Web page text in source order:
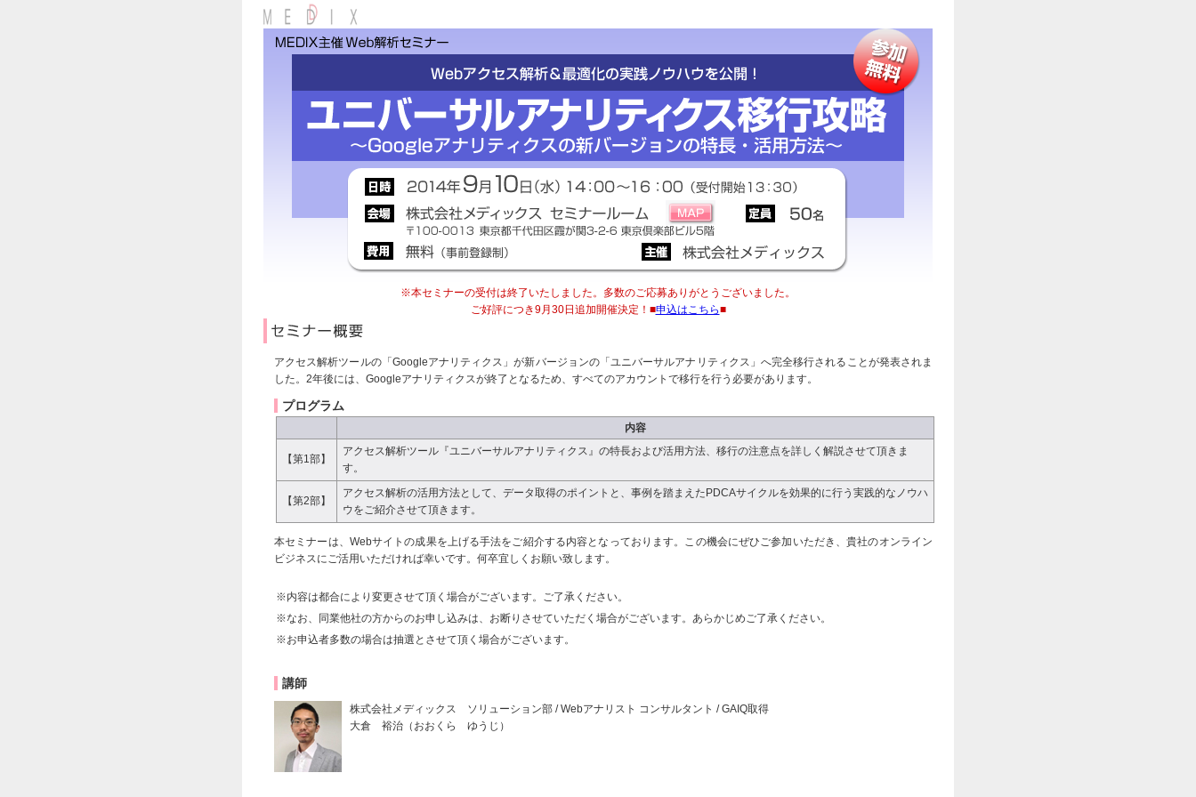
※本セミナーの受付は終了いたしました。多数のご応募ありがとうございました。
ご好評につき9月30日追加開催決定！■申込はこちら■
アクセス解析ツールの「Googleアナリティクス」が新バージョンの「ユニバーサルアナリティクス」へ完全移行されることが発表されま
した。2年後には、Googleアナリティクスが終了となるため、すべてのアカウントで移行を行う必要があります。
プログラム
内容
【第1部】
アクセス解析ツール『ユニバーサルアナリティクス』の特長および活用方法、移行の注意点を詳しく解説させて頂きま
す。
【第2部】
アクセス解析の活用方法として、データ取得のポイントと、事例を踏まえたPDCAサイクルを効果的に行う実践的なノウハ
ウをご紹介させて頂きます。
本セミナーは、Webサイトの成果を上げる手法をご紹介する内容となっております。この機会にぜひご参加いただき、貴社のオンライン
ビジネスにご活用いただければ幸いです。何卒宜しくお願い致します。
※内容は都合により変更させて頂く場合がございます。ご了承ください。
※なお、同業他社の方からのお申し込みは、お断りさせていただく場合がございます。あらかじめご了承ください。
※お申込者多数の場合は抽選とさせて頂く場合がございます。
講師
株式会社メディックス ソリューション部 / Webアナリスト コンサルタント / GAIQ取得
大倉 裕治（おおくら ゆうじ）